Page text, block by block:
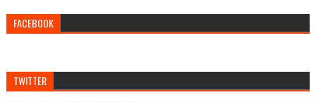
FACEBOOK
TWITTER